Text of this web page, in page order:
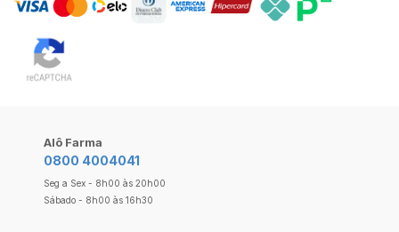
Alô Farma
0800 4004041
Seg a Sex - 8h00 às 20h00
Sábado - 8h00 às 16h30